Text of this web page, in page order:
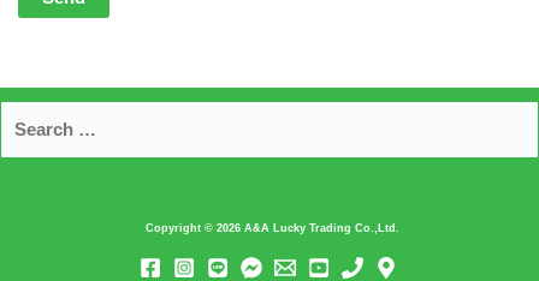
Copyright © 2026A&A Lucky Trading Co.,Ltd.